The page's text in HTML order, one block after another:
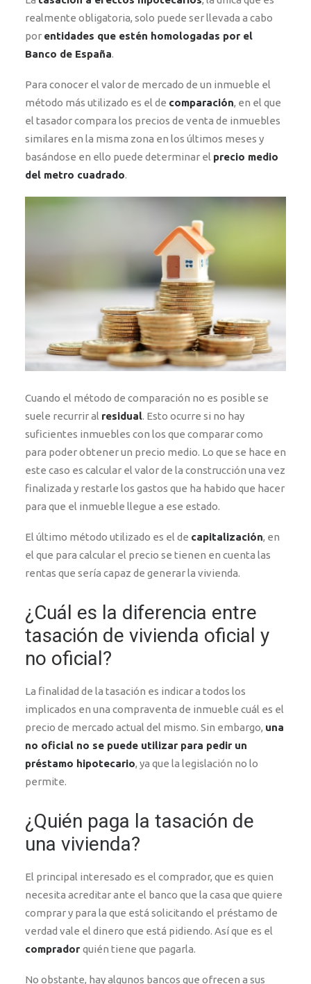
realmente obligatoria, solo puede ser llevada a cabo
por entidades que estén homologadas por el
Banco de España.
Para conocer el valor de mercado de un inmueble el
método más utilizado es el de comparación, en el que
el tasador compara los precios de venta de inmuebles
similares en la misma zona en los últimos meses y
basándose en ello puede determinar el precio medio
del metro cuadrado.
Cuando el método de comparación no es posible se
suele recurrir al residual. Esto ocurre si no hay
suficientes inmuebles con los que comparar como
para poder obtener un precio medio. Lo que se hace en
este caso es calcular el valor de la construcción una vez
finalizada y restarle los gastos que ha habido que hacer
para que el inmueble llegue a ese estado.
El último método utilizado es el de capitalización, en
el que para calcular el precio se tienen en cuenta las
rentas que sería capaz de generar la vivienda.
¿Cuál es la diferencia entre
tasación de vivienda oficial y
no oficial?
La finalidad de la tasación es indicar a todos los
implicados en una compraventa de inmueble cuál es el
precio de mercado actual del mismo. Sin embargo, una
no oficial no se puede utilizar para pedir un
préstamo hipotecario, ya que la legislación no lo
permite.
¿Quién paga la tasación de
una vivienda?
El principal interesado es el comprador, que es quien
necesita acreditar ante el banco que la casa que quiere
comprar y para la que está solicitando el préstamo de
verdad vale el dinero que está pidiendo. Así que es el
comprador quién tiene que pagarla.
No obstante, hay algunos bancos que ofrecen a sus